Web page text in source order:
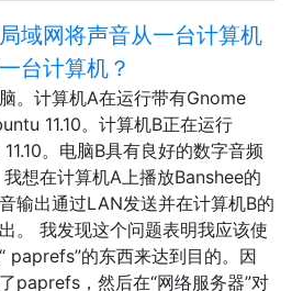
域网将声音从一台计算机
台计算机？
。计算机A在运行带有Gnome
11.10。计算机B正在运行
。电脑B具有良好的数字音频
想在计算机A上播放Banshee的
输出通过LAN发送并在计算机B的
。 我发现这个问题表明我应该使
paprefs”的东西来达到目的。因
paprefs，然后在“网络服务器”对